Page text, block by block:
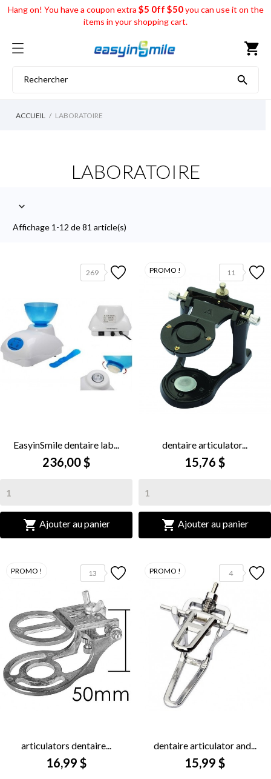
Hang on! You have a coupon extra $5 0ff $50you can use it on the
items in your shopping cart.
shopping_cart

ACCUEIL LABORATOIRE
LABORATOIRE

Affichage 1-12 de 81 article(s)
269
EasyinSmile dentaire lab...
236,00 $
 Ajouter au panier
11
PROMO !
dentaire articulator...
15,76 $
 Ajouter au panier
13
PROMO !
articulators dentaire...
16,99 $
4
PROMO !
dentaire articulator and...
15,99 $